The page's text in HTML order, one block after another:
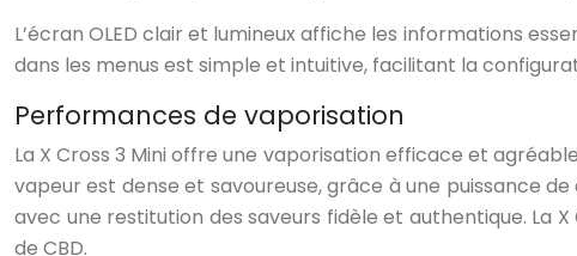
L’écran OLED clair et lumineux affiche les informations
dans les menus est simple et intuitive, facilitant la
Performances de vaporisation
La X Cross 3 Mini offre une vaporisation efficace et
vapeur est dense et savoureuse, grâce à une puissance
avec une restitution des saveurs fidèle et authentique. La
de CBD.